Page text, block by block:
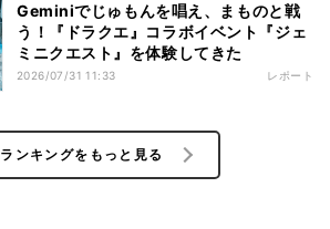
Geminiでじゅもんを唱え、まものと戦
う！『ドラクエ』コラボイベント『ジェ
ミニクエスト』を体験してきた
2026/07/31 11:33 レポート
ランキングをもっと見る